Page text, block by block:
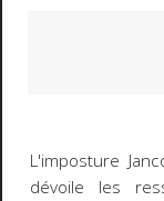
L'imposture
dévoile les